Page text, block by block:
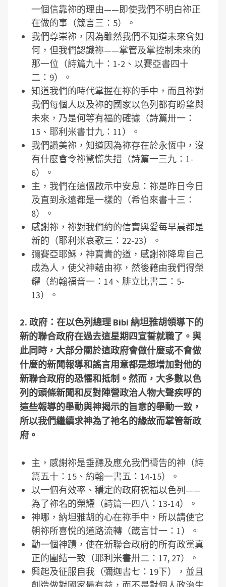
一個信靠祢的理由——即使我們不明白祢正
在做的事（箴言三：5）。
我們尊崇祢，因為雖然我們不知道未來會如
何，但我們認識祢——掌管及掌控制未來的
那一位（詩篇九十：1-2、以賽亞書四十
二：9）。
知道我們的時代掌握在祢的手中，而且祢對
我們每個人以及祢的國家以色列都有盼望與
未來，乃是何等有福的確據（詩篇卅一：
15、耶利米書廿九：11）。
我們讚美祢，知道因為祢存在於永恆中，沒
有什麼會令祢驚慌失措（詩篇一三九：1-
6）。
主，我們在這個啟示中安息：祢是昨日今日
及直到永遠都是一樣的（希伯來書十三：
8）。
感謝祢，祢對我們約的信實與愛每早晨都是
新的（耶利米哀歌三：22-23）。
彌賽亞耶穌，神寶貴的道，感謝祢降卑自己
成為人，使父神藉由祢，然後藉由我們得榮
耀（約翰福音一：14、腓立比書二：5-
13）。
2. 政府：在以色列總理Bibi 納坦雅胡領導下的
新的聯合政府在過去這星期四宣誓就職了。與
此同時，大部分關於這政府會做什麼或不會做
什麼的新聞報導和謠言用意都是想增加對他的
新聯合政府的恐懼和抵制。然而，大多數以色
列的頭條新聞和反對陣營政治人物大聲疾呼的
這些報導的舉動與神揭示的旨意的舉動一致，
所以我們繼續求神為了祂名的緣故而掌管新政
府。
主，感謝祢是垂聽及應允我們禱告的神（詩
篇五十：15、約翰一書五：14-15）。
以一個有效率、穩定的政府祝福以色列——
為了祢名的榮耀（詩篇一四八：13-14）。
神哪，納坦雅胡的心在祢手中，所以請使它
朝祢所喜悅的道路流轉（箴言廿一：1）。
動一個神蹟，使在新聯合政府的所有政黨真
正的團結一致（耶利米書卅二：17, 27）。
興起及征服自我（彌迦書七：19下），並且